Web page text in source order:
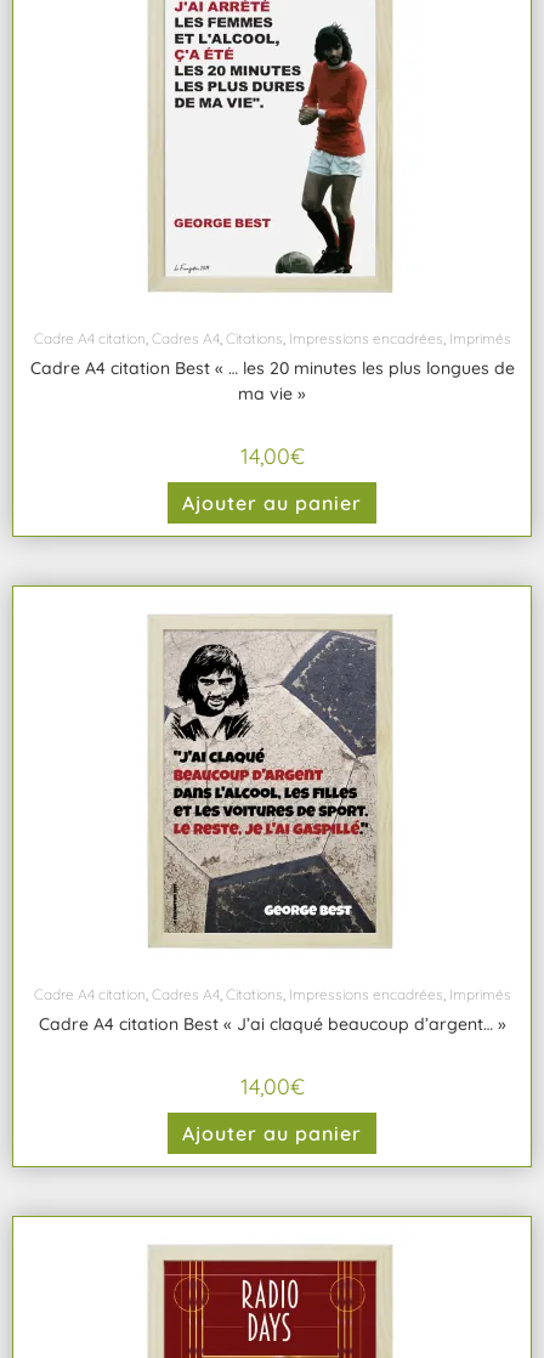
Cadre A4 citation, Cadres A4, Citations, Impressions encadrées, Imprimés
Cadre A4 citation Best « … les 20 minutes les plus longues de
ma vie »
14,00€
Ajouter au panier
Cadre A4 citation, Cadres A4, Citations, Impressions encadrées, Imprimés
Cadre A4 citation Best « J’ai claqué beaucoup d’argent… »
14,00€
Ajouter au panier